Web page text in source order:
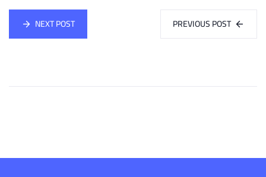
PREVIOUS POST
NEXT POST